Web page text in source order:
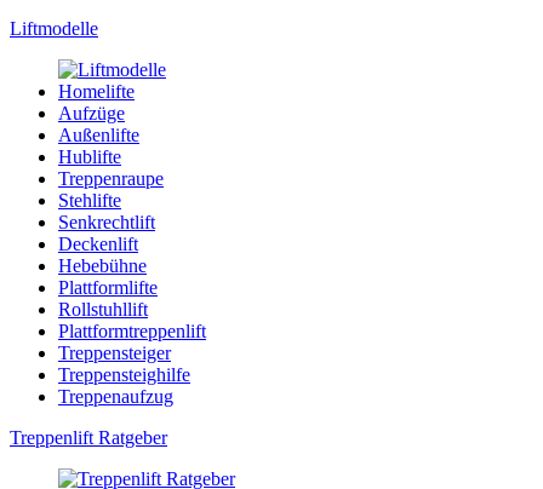
Liftmodelle
Homelifte
Aufzüge
Außenlifte
Hublifte
Treppenraupe
Stehlifte
Senkrechtlift
Deckenlift
Hebebühne
Plattformlifte
Rollstuhllift
Plattformtreppenlift
Treppensteiger
Treppensteighilfe
Treppenaufzug
Treppenlift Ratgeber